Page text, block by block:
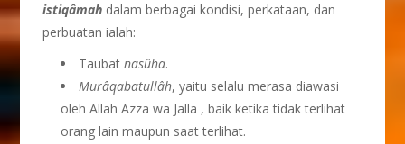
istiqâmah dalam berbagai kondisi, perkataan, dan
perbuatan ialah:
Taubatnasûha.
Murâqabatullâh, yaitu selalu merasa diawasi
oleh Allah Azza wa Jalla , baik ketika tidak terlihat
orang lain maupun saat terlihat.